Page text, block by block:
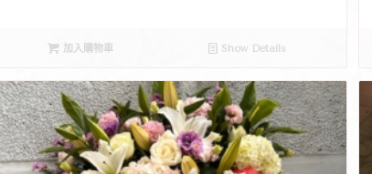
加入購物車 Show Details